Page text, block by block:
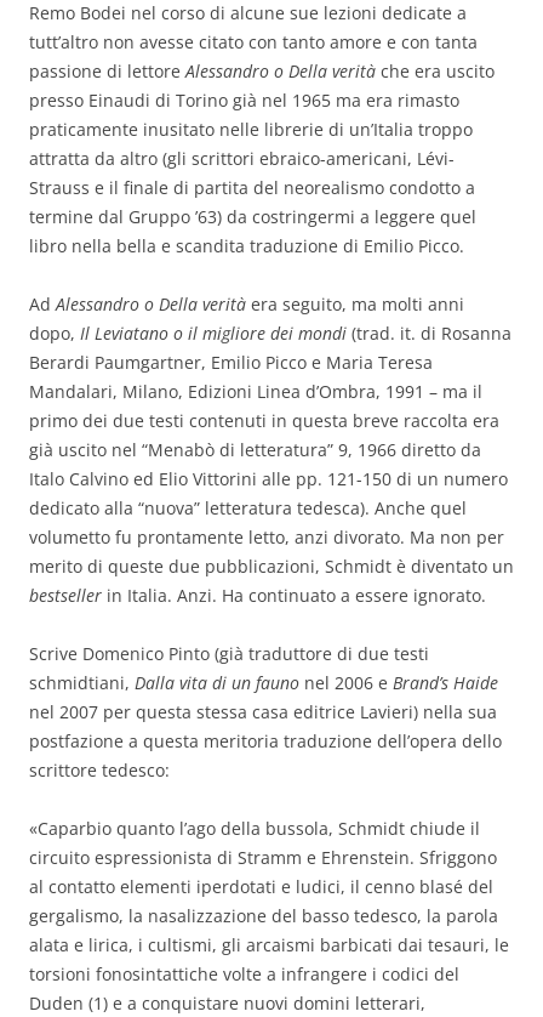
Remo Bodei nel corso di alcune sue lezioni dedicate a
tutt’altro non avesse citato con tanto amore e con tanta
passione di lettoreAlessandro o Della verità che era uscito
presso Einaudi di Torino già nel 1965 ma era rimasto
praticamente inusitato nelle librerie di un’Italia troppo
attratta da altro (gli scrittori ebraico-americani, Lévi-
Strauss e il finale di partita del neorealismo condotto a
termine dal Gruppo ’63) da costringermi a leggere quel
libro nella bella e scandita traduzione di Emilio Picco.
AdAlessandro o Della verità era seguito, ma molti anni
dopo, Il Leviatano o il migliore dei mondi (trad. it. di Rosanna
Berardi Paumgartner, Emilio Picco e Maria Teresa
Mandalari, Milano, Edizioni Linea d’Ombra, 1991 – ma il
primo dei due testi contenuti in questa breve raccolta era
già uscito nel “Menabò di letteratura” 9, 1966 diretto da
Italo Calvino ed Elio Vittorini alle pp. 121-150 di un numero
dedicato alla “nuova” letteratura tedesca). Anche quel
volumetto fu prontamente letto, anzi divorato. Ma non per
merito di queste due pubblicazioni, Schmidt è diventato un
bestseller in Italia. Anzi. Ha continuato a essere ignorato.
Scrive Domenico Pinto (già traduttore di due testi
schmidtiani, Dalla vita di un fauno nel 2006 e Brand’s Haide
nel 2007 per questa stessa casa editrice Lavieri) nella sua
postfazione a questa meritoria traduzione dell’opera dello
scrittore tedesco:
«Caparbio quanto l’ago della bussola, Schmidt chiude il
circuito espressionista di Stramm e Ehrenstein. Sfriggono
al contatto elementi iperdotati e ludici, il cenno blasé del
gergalismo, la nasalizzazione del basso tedesco, la parola
alata e lirica, i cultismi, gli arcaismi barbicati dai tesauri, le
torsioni fonosintattiche volte a infrangere i codici del
Duden (1) e a conquistare nuovi domini letterari,